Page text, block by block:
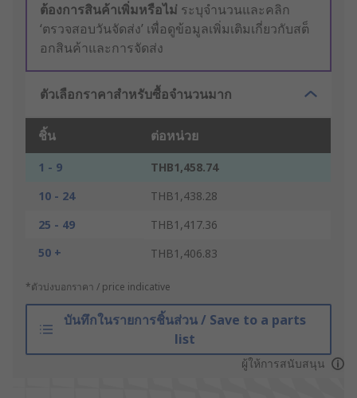
ต้องการสินค้าเพิ่มหรือไม่ ระบุจำนวนและคลิก
‘ตรวจสอบวันจัดส่ง’ เพื่อดูข้อมูลเพิ่มเติมเกี่ยวกับสต็
อกสินค้าและการจัดส่ง
ตัวเลือกราคาสำหรับซื้อจำนวนมาก
ชิ้น ต่อหน่วย
1 - 9
THB1,458.74
10 - 24
THB1,438.28
25 - 49
THB1,417.36
50 +
THB1,406.83
*ตัวบ่งบอกราคา / price indicative
บันทึกในรายการชิ้นส่วน / Save to a parts
list
ผู้ให้การสนับสนุน